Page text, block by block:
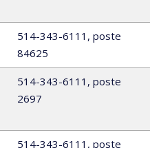
514-343-6111, poste
84625
514-343-6111, poste
2697
514-343-6111, poste